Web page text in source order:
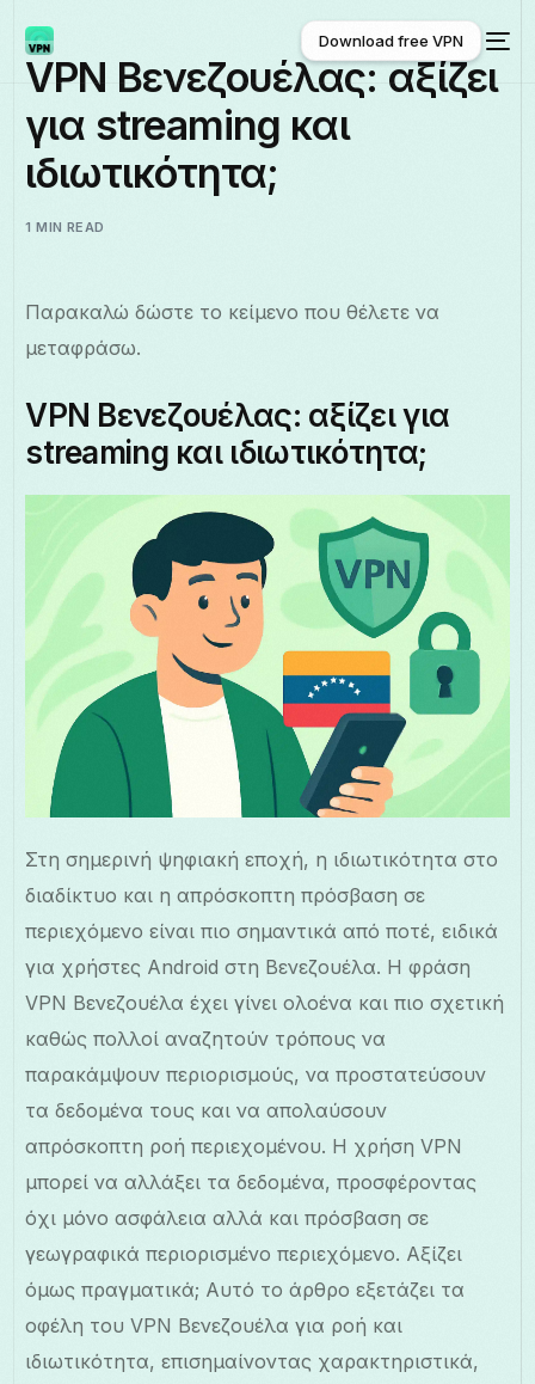
Ελληνικά
Download free VPN
Download free VPN
VPN Βενεζουέλας: αξίζει
για streaming και
ιδιωτικότητα;
1 MIN READ
Παρακαλώ δώστε το κείμενο που θέλετε να
μεταφράσω.
VPN Βενεζουέλας: αξίζει για
streaming και ιδιωτικότητα;
Στη σημερινή ψηφιακή εποχή, η ιδιωτικότητα στο
διαδίκτυο και η απρόσκοπτη πρόσβαση σε
περιεχόμενο είναι πιο σημαντικά από ποτέ, ειδικά
για χρήστες Android στη Βενεζουέλα. Η φράση
VPN Βενεζουέλα έχει γίνει ολοένα και πιο σχετική
καθώς πολλοί αναζητούν τρόπους να
παρακάμψουν περιορισμούς, να προστατεύσουν
τα δεδομένα τους και να απολαύσουν
απρόσκοπτη ροή περιεχομένου. Η χρήση VPN
μπορεί να αλλάξει τα δεδομένα, προσφέροντας
όχι μόνο ασφάλεια αλλά και πρόσβαση σε
γεωγραφικά περιορισμένο περιεχόμενο. Αξίζει
όμως πραγματικά; Αυτό το άρθρο εξετάζει τα
οφέλη του VPN Βενεζουέλα για ροή και
ιδιωτικότητα, επισημαίνοντας χαρακτηριστικά,